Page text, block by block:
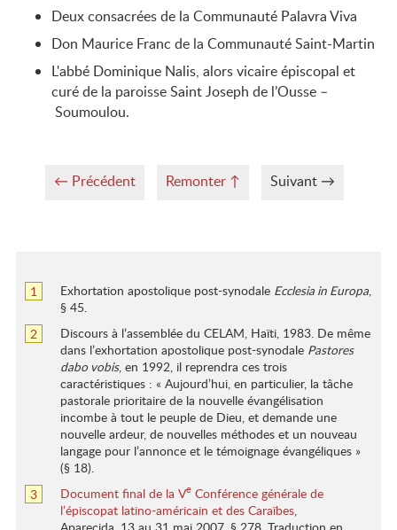
Deux consacrées de la Communauté Palavra Viva
Don Maurice Franc de la Communauté Saint-Martin
L'abbé Dominique Nalis, alors vicaire épiscopal et
curé de la paroisse Saint Joseph de l’Ousse –
Soumoulou.
← Précédent Remonter ↑ Suivant →
Notes
de
bas
page
Retour
la
référence
1 Exhortation apostolique post-synodale Ecclesia in Europa
§ 45.
Retour
référence
de
page
2
Discours à l’assemblée du CELAM, Haïti, 1983. De même
dans l’exhortation apostolique post-synodale Pastores
dabo vobis, en 1992, il reprendra ces trois
caractéristiques : « Aujourd’hui, en particulier, la tâche
pastorale prioritaire de la nouvelle évangélisation
incombe à tout le peuple de Dieu, et demande une
nouvelle ardeur, de nouvelles méthodes et un nouveau
langage pour l’annonce et le témoignage évangéliques »
(§ 18).
Retour
3 Document final de la Ve Conférence générale de
l’épiscopat latino-américain et des Caraïbes
Aparecida, 13 au 31 mai 2007, § 278. Traduction en